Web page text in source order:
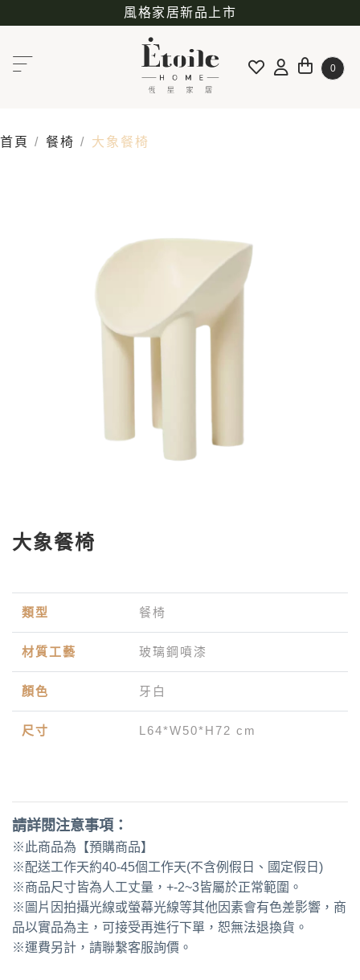
風格家居新品上市
0
首頁 餐椅 大象餐椅
大象餐椅
類型 餐椅
材質工藝 玻璃鋼噴漆
顏色 牙白
尺寸 L64*W50*H72 cm
請詳閱注意事項：
※此商品為【預購商品】
※配送工作天約40-45個工作天(不含例假日、國定假日)
※商品尺寸皆為人工丈量，+-2~3皆屬於正常範圍。
※圖片因拍攝光線或螢幕光線等其他因素會有色差影響，商
品以實品為主，可接受再進行下單，恕無法退換貨。
※運費另計，請聯繫客服詢價。